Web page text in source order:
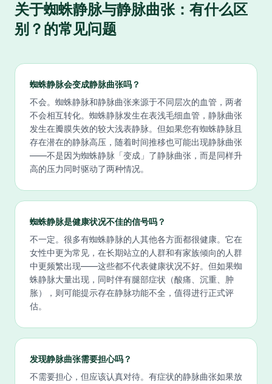
关于蜘蛛静脉与静脉曲张：有什么区
别？ 的常见问题
蜘蛛静脉会变成静脉曲张吗？
不会。蜘蛛静脉和静脉曲张来源于不同层次的血管，两者
不会相互转化。蜘蛛静脉发生在表浅毛细血管，静脉曲张
发生在瓣膜失效的较大浅表静脉。但如果您有蜘蛛静脉且
存在潜在的静脉高压，随着时间推移也可能出现静脉曲张
——不是因为蜘蛛静脉「变成」了静脉曲张，而是同样升
高的压力同时驱动了两种情况。
蜘蛛静脉是健康状况不佳的信号吗？
不一定。很多有蜘蛛静脉的人其他各方面都很健康。它在
女性中更为常见，在长期站立的人群和有家族倾向的人群
中更频繁出现——这些都不代表健康状况不好。但如果蜘
蛛静脉大量出现，同时伴有腿部症状（酸痛、沉重、肿
胀），则可能提示存在静脉功能不全，值得进行正式评
估。
发现静脉曲张需要担心吗？
不需要担心，但应该认真对待。有症状的静脉曲张如果放